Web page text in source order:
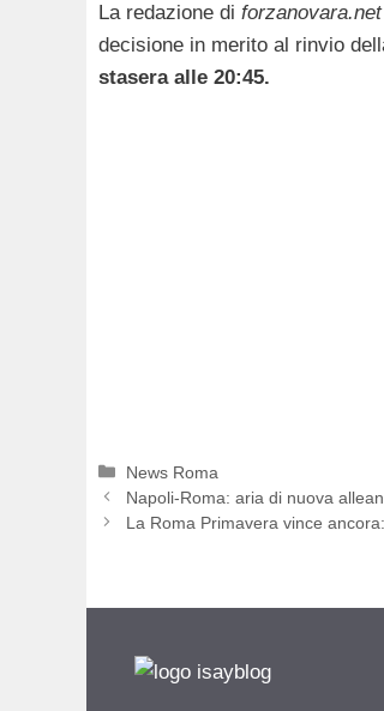
La redazione di forzanovara.net
decisione in merito al rinvio
stasera alle 20:45.
Categorie
News Roma
Napoli-Roma: aria di nuova
La Roma Primavera vince